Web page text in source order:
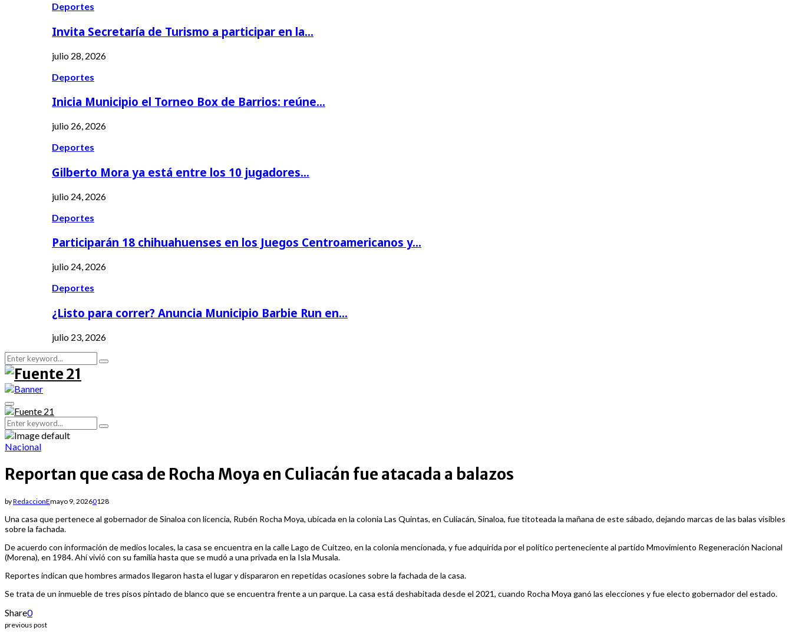
Deportes
Invita Secretaría de Turismo a participar en la…
julio 28, 2026
Deportes
Inicia Municipio el Torneo Box de Barrios: reúne…
julio 26, 2026
Deportes
Gilberto Mora ya está entre los 10 jugadores…
julio 24, 2026
Deportes
Participarán 18 chihuahuenses en los Juegos Centroamericanos y…
julio 24, 2026
Deportes
¿Listo para correr? Anuncia Municipio Barbie Run en…
julio 23, 2026
Search
for:
Search
Primary
Menu
Search
for:
Search
Nacional
Reportan que casa de Rocha Moya en Culiacán fue atacada a balazos
byRedaccionEmayo 9, 20260128
Una casa que pertenece al gobernador de Sinaloa con licencia, Rubén Rocha Moya, ubicada en la colonia Las Quintas, en Culiacán, Sinaloa, fue titoteada la mañana de este sábado, dejando marcas de las balas visibles
sobre la fachada.
De acuerdo con información de medios locales, la casa se encuentra en la calle Lago de Cuitzeo, en la colonia mencionada, y fue adquirida por el político perteneciente al partido Mmovimiento Regeneración Nacional
(Morena), en 1984. Ahí vivió con su familia hasta que se mudó a una privada en la Isla Musala.
Reportes indican que hombres armados llegaron hasta el lugar y dispararon en repetidas ocasiones sobre la fachada de la casa.
Se trata de un inmueble de tres pisos pintado de blanco que se encuentra frente a un parque. La casa está deshabitada desde el 2021, cuando Rocha Moya ganó las elecciones y fue electo gobernador del estado.
Share0
previous post